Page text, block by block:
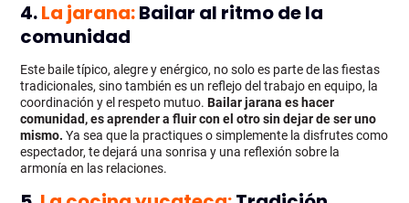
4.La jarana:Bailar al ritmo de la
comunidad
Este baile típico, alegre y enérgico, no solo es parte de las fiestas
tradicionales, sino también es un reflejo del trabajo en equipo, la
coordinación y el respeto mutuo.Bailar jarana es hacer
comunidad, es aprender a fluir con el otro sin dejar de ser uno
mismo.Ya sea que la practiques o simplemente la disfrutes como
espectador, te dejará una sonrisa y una reflexión sobre la
armonía en las relaciones.